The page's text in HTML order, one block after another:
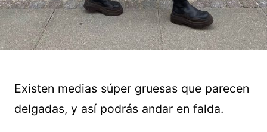
Existen medias súper gruesas que parecen
delgadas, y así podrás andar en falda.